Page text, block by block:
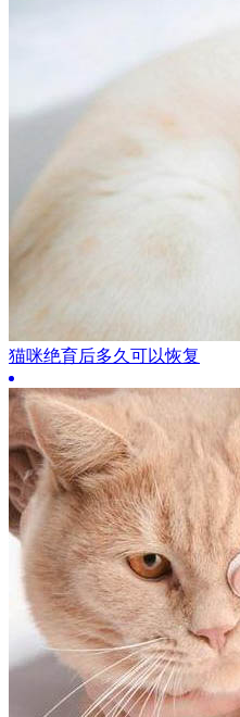
猫咪绝育后多久可以恢复